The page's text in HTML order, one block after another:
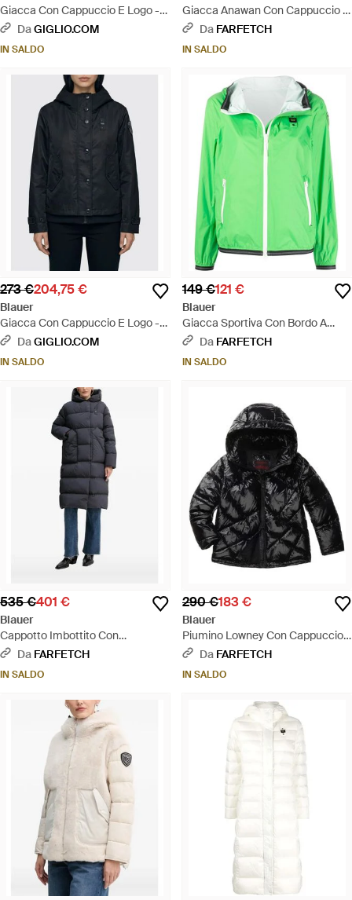
Giacca Con Cappuccio E Logo -
Bianco
DaGIGLIO.COM
IN SALDO
Giacca Anawan Con Cappuccio -
Bianco
Da FARFETCH
IN SALDO
273 €204,75 €
Blauer
Giacca Con Cappuccio E Logo -
Blu DaGIGLIO.COM
IN SALDO
149 €121 €
Blauer
Giacca Sportiva Con Bordo A
Contrasto - Verde
Da FARFETCH
IN SALDO
535 €401 €
Blauer
Cappotto Imbottito Con
Cappuccio - Nero
Da FARFETCH
IN SALDO
290 €183 €
Blauer
Piumino Lowney Con Cappuccio -
NeroDa FARFETCH
IN SALDO